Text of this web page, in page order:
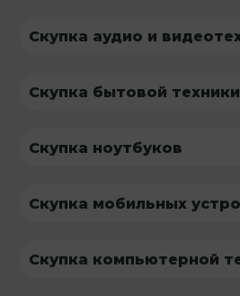
Скупка аудио и
Скупка бытовой техники
Скупка ноутбуков
Скупка мобильных
Скупка компьютерной